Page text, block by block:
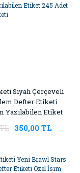
Siyah Çerçeveli
Defter Etiketi
Yazılabilen Etiket
350,00 TL